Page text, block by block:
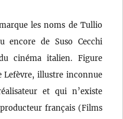
les noms de Tullio
encore de Suso Cecchi
cinéma italien. Figure
Lefèvre, illustre inconnue
et qui n’existe
français (Films